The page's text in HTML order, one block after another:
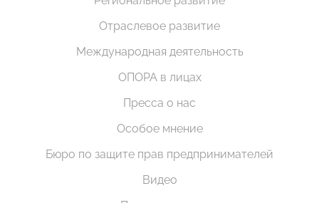
Отраслевое развитие
Международная деятельность
ОПОРА в лицах
Пресса о нас
Особое мнение
Бюро по защите прав предпринимателей
Видео